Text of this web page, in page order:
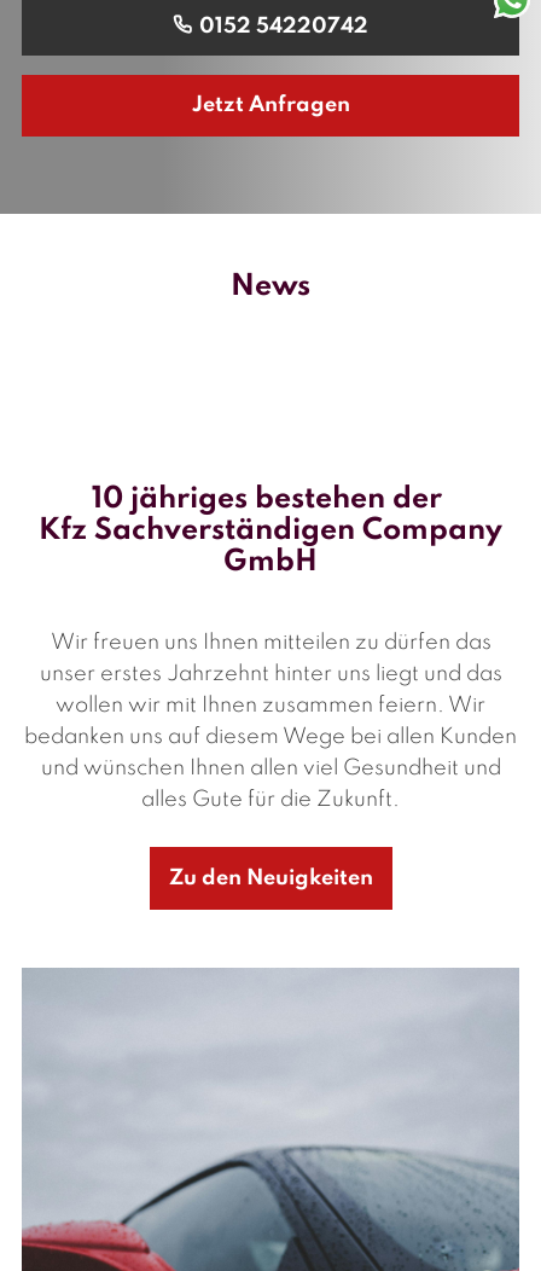
0152 54220742
Jetzt Anfragen
News
10 jähriges bestehen der
Kfz Sachverständigen Company
GmbH
Wir freuen uns Ihnen mitteilen zu dürfen das
unser erstes Jahrzehnt hinter uns liegt und das
wollen wir mit Ihnen zusammen feiern. Wir
bedanken uns auf diesem Wege bei allen Kunden
und wünschen Ihnen allen viel Gesundheit und
alles Gute für die Zukunft.
Zu den Neuigkeiten